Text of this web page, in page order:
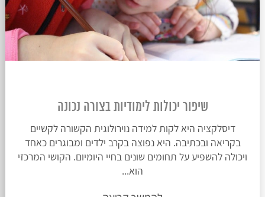
שיפור יכולות לימודיות בצורה נכונה
דיסלקציה היא לקות למידה נוירולוגית הקשורה לקשיים
בקריאה ובכתיבה. היא נפוצה בקרב ילדים ומבוגרים כאחד
ויכולה להשפיע על תחומים שונים בחיי היומיום. הקושי המרכזי
הוא...